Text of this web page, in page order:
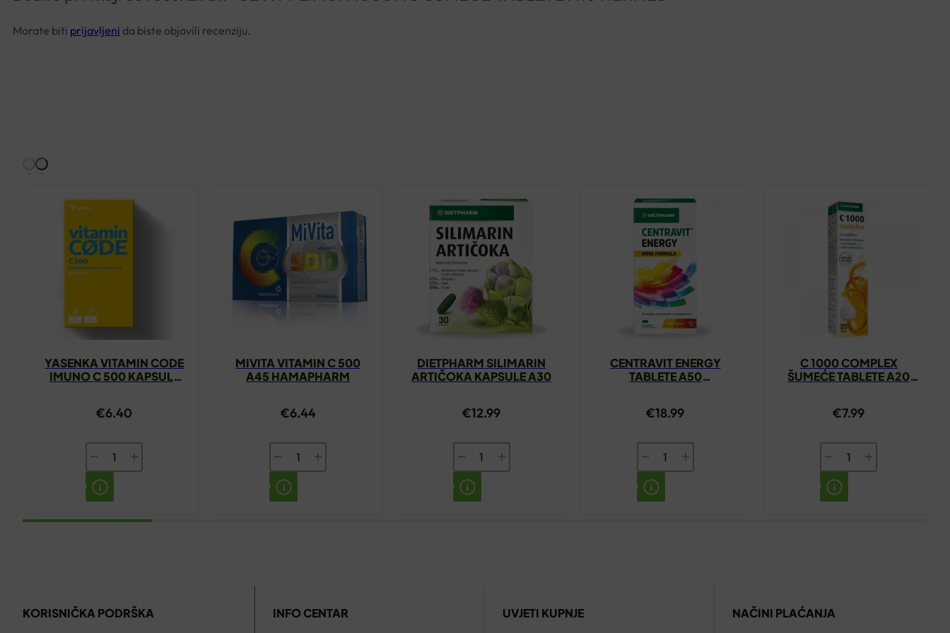
Morate biti prijavljeni da biste objavili recenziju.
YASENKA VITAMIN CODE
IMUNO C 500 KAPSULE
€6.40
YASENKA
VITAMIN
CODE
IMUNO
MIVITA VITAMIN C 500
A45 HAMAPHARM
€6.44
MIVITA
VITAMIN
C
DIETPHARM SILIMARIN
ARTIČOKA KAPSULE A30
€12.99
DIETPHARM
SILIMARIN
ARTIČOKA
CENTRAVIT ENERGY
TABLETE A50
€18.99
CENTRAVIT
ENERGY
TABLETE
C 1000 COMPLEX
ŠUMEĆE TABLETE A20
€7.99
C
1000
COMPLEX
KORISNIČKA PODRŠKA INFO CENTAR UVJETI KUPNJE NAČINI PLAĆANJA